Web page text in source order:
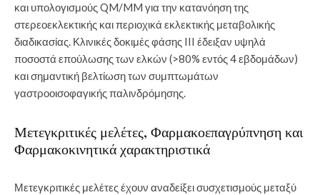
και υπολογισμούς QM/MM για την κατανόηση της
στερεοεκλεκτικής και περιοχικά εκλεκτικής μεταβολικής
διαδικασίας. Κλινικές δοκιμές φάσης III έδειξαν υψηλά
ποσοστά επούλωσης των ελκών (>80% εντός 4 εβδομάδων)
και σημαντική βελτίωση των συμπτωμάτων
γαστροοισοφαγικής παλινδρόμησης.
Μετεγκριτικές μελέτες, Φαρμακοεπαγρύπνηση και
Φαρμακοκινητικά χαρακτηριστικά
Μετεγκριτικές μελέτες έχουν αναδείξει συσχετισμούς μεταξύ